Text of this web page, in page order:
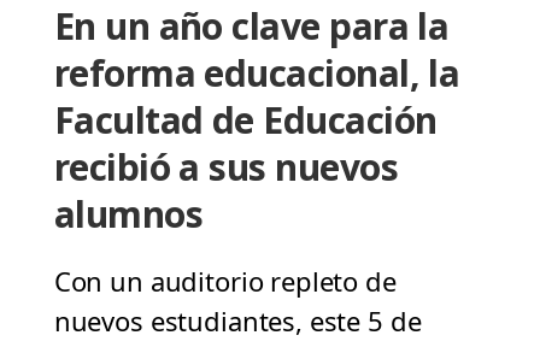
En un año clave para la
reforma educacional, la
Facultad de Educación
recibió a sus nuevos
alumnos
Con un auditorio repleto de
nuevos estudiantes, este 5 de